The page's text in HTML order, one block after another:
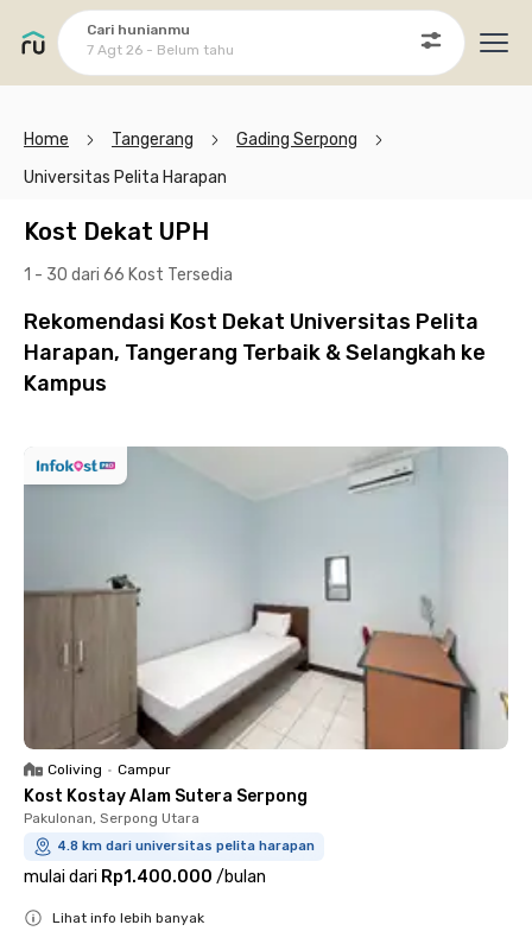
Cari hunianmu
7 Agt 26 - Belum tahu
Home Tangerang
Gading Serpong
Universitas Pelita Harapan
Kost Dekat UPH
1 - 30 dari 66 Kost Tersedia
Rekomendasi Kost Dekat Universitas Pelita
Harapan, Tangerang Terbaik & Selangkah ke
Kampus
Coliving • Campur
Kost Kostay Alam Sutera Serpong
Pakulonan, Serpong Utara
4.8 km dari universitas pelita harapan
mulai dari Rp1.400.000 /bulan
Lihat info lebih banyak